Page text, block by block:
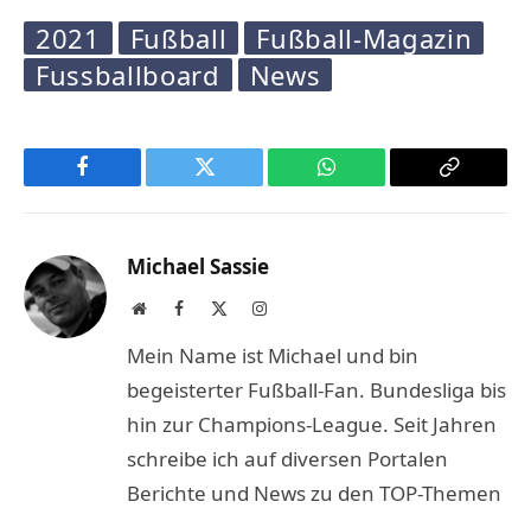
2021 Fußball
Fußball-Magazin
Fussballboard
News
Facebook Twitter WhatsApp
Copy
Michael Sassie
WebsiteFacebook Instagram
Mein Name ist Michael und bin
begeisterter Fußball-Fan. Bundesliga bis
hin zur Champions-League. Seit Jahren
schreibe ich auf diversen Portalen
Berichte und News zu den TOP-Themen